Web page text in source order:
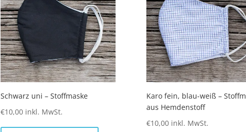
Schwarz uni – Stoffmaske
€10,00 inkl. MwSt.
Karo fein, blau-weiß –
aus Hemdenstoff
€10,00 inkl. MwSt.